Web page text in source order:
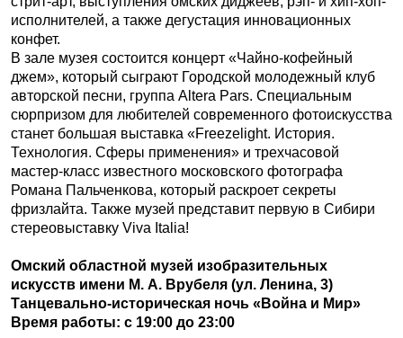
исполнителей, а также дегустация инновационных
конфет.
В зале музея состоится концерт «Чайно-кофейный
джем», который сыграют Городской молодежный клуб
авторской песни, группа Аlterа Pаrs. Специальным
сюрпризом для любителей современного фотоискусства
станет большая выставка «Freezelight. История.
Технология. Сферы применения» и трехчасовой
мастер-класс известного московского фотографа
Романа Пальченкова, который раскроет секреты
фризлайта. Также музей представит первую в Сибири
стереовыставку Viva Italia!
Омский областной музей изобразительных
искусств имени М. А. Врубеля (ул. Ленина, 3)
Танцевально-историческая ночь «Война и Мир»
Время работы: с 19:00 до 23:00